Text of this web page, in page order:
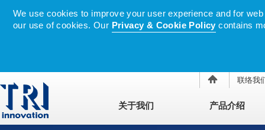
We use cookies to improve your user experience and for
our use of cookies. Our Privacy & Cookie Policy contains
联络我
关于我们 产品介绍